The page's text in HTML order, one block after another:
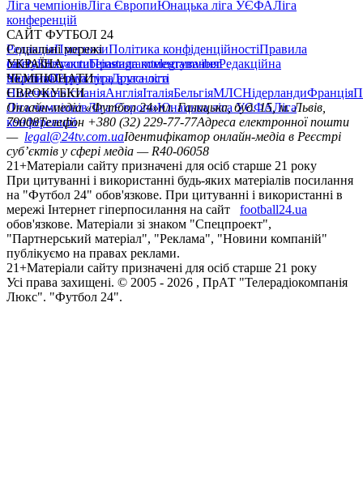
Ліга чемпіонівЛіга ЄвропиЮнацька ліга УЄФАЛіга
конференцій
САЙТ ФУТБОЛ 24
РедакціяПрогнозиПолітика конфіденційностіПравила
сайтуКонтактиПравила коментуванняРедакційна
політикаСтруктура власності
Соціальні мережі
facebookxyoutubeinstagramtelegramviber
УКРАЇНА
УкраїнаПерша лігаДруга ліга
ЧЕМПІОНАТИ
НімеччинаІспаніяАнгліяІталіяБельгіяМЛСНідерландиФранція
ЄВРОКУБКИ
Ліга чемпіонівЛіга ЄвропиЮнацька ліга УЄФАЛіга
конференцій
Онлайн-медіа «Футбол 24»пл. Галицька, буд. 15, м. Львів,
79008Телефон +380 (32) 229-77-77Адреса електронної пошти
— legal@24tv.com.uaІдентифікатор онлайн-медіа в Реєстрі
суб’єктів у сфері медіа — R40-06058
21+Матеріали сайту призначені для осіб старше 21 року
При цитуванні і використанні будь-яких матеріалів посилання
на "Футбол 24" обов'язкове. При цитуванні і використанні в
мережі Інтернет гіперпосилання на сайт
football24.ua
обов'язкове. Матеріали зі знаком "Спецпроект",
"Партнерський матеріал", "Реклама", "Новини компаній"
публікуємо на правах реклами.
21+Матеріали сайту призначені для осіб старше 21 року
Усi права захищенi. © 2005 - 2026 , ПрАТ "Телерадіокомпанія
Люкс". "Футбол 24".